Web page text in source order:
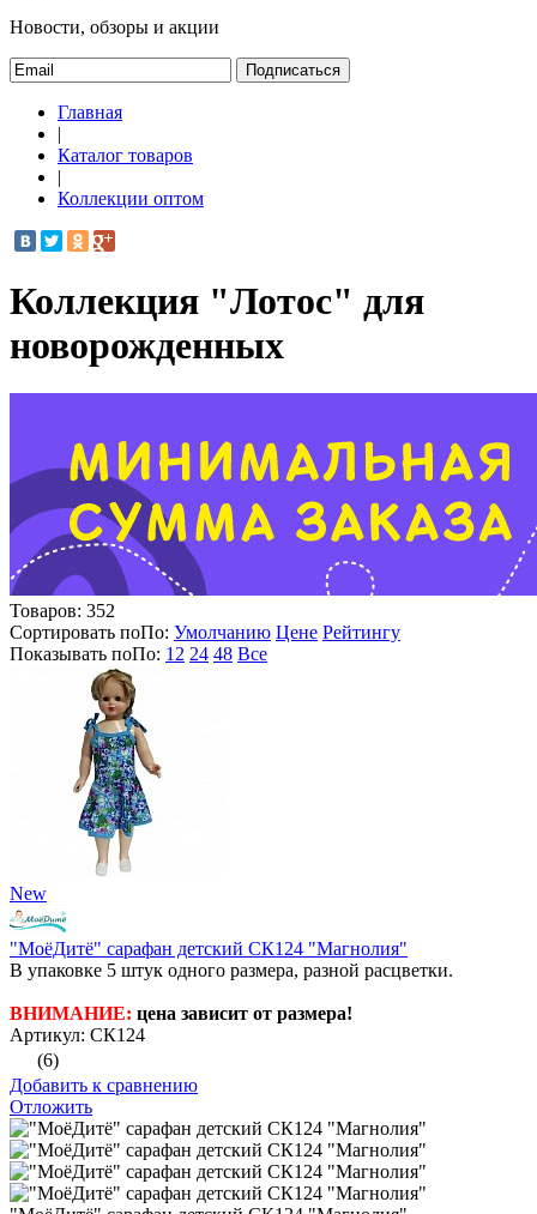
Новости, обзоры и акции
Подписаться
Главная
|
Каталог товаров
|
Коллекции оптом
Коллекция "Лотос" для
новорожденных
Товаров: 352
Сортировать поПо: Умолчанию Цене Рейтингу
Показывать поПо: 12 24 48 Все
New
"МоёДитё" сарафан детский СК124 "Магнолия"
В упаковке 5 штук одного размера, разной расцветки.
ВНИМАНИЕ: цена зависит от размера!
Артикул: СК124
(6)
Добавить к сравнению
Отложить